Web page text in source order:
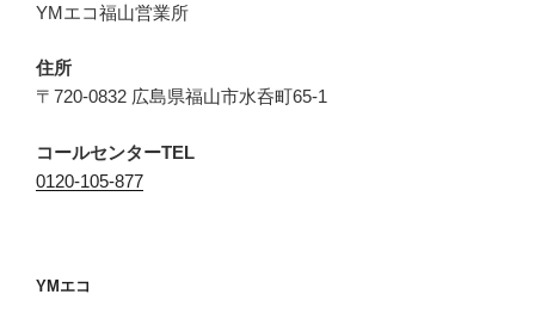
YMエコ福山営業所
住所
〒720-0832 広島県福山市水呑町65-1
コールセンターTEL
0120-105-877
YMエコ